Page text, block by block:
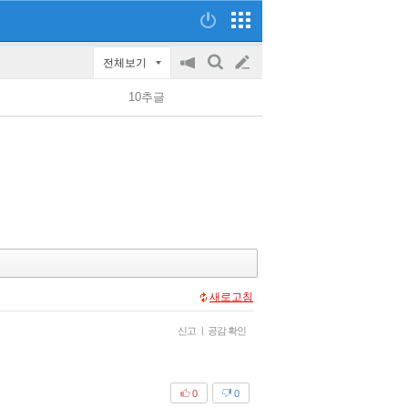
전체보기
공
on/off
검
글
쓰
10추글
새로고침
신고 | 공감 확인
0
0